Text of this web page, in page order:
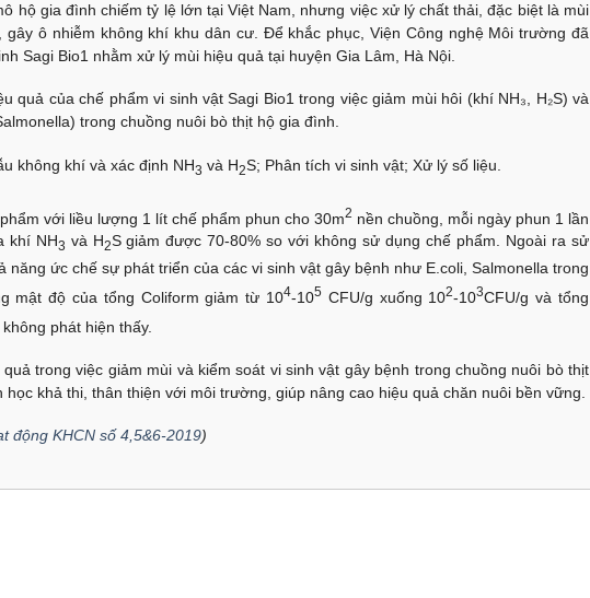
hộ gia đình chiếm tỷ lệ lớn tại Việt Nam, nhưng việc xử lý chất thải, đặc biệt là mùi
gây ô nhiễm không khí khu dân cư. Để khắc phục, Viện Công nghệ Môi trường đã
Sagi Bio1 nhằm xử lý mùi hiệu quả tại huyện Gia Lâm, Hà Nội.
quả của chế phẩm vi sinh vật Sagi Bio1 trong việc giảm mùi hôi (khí NH₃, H₂S) và
trong chuồng nuôi bò thịt hộ gia đình.
không khí và xác định NH3 và H2S; Phân tích vi sinh vật; Xử lý số liệu.
với liều lượng 1 lít chế phẩm phun cho 30m2 nền chuồng, mỗi ngày phun 1 lần
khí NH3 và H2S giảm được 70-80% so với không sử dụng chế phẩm. Ngoài ra sử
năng ức chế sự phát triển của các vi sinh vật gây bệnh như E.coli, Salmonella trong
mật độ của tổng Coliform giảm từ 104-105 CFU/g xuống 102-103CFU/g và tổng
phát hiện thấy.
trong việc giảm mùi và kiểm soát vi sinh vật gây bệnh trong chuồng nuôi bò thịt
khả thi, thân thiện với môi trường, giúp nâng cao hiệu quả chăn nuôi bền vững.
động KHCN số 4,5&6-2019)